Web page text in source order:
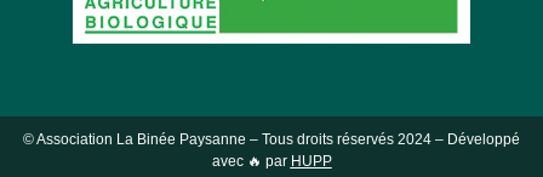
© Association La Binée Paysanne – Tous droits réservés 2024 – Développé
avec 🔥 par HUPP